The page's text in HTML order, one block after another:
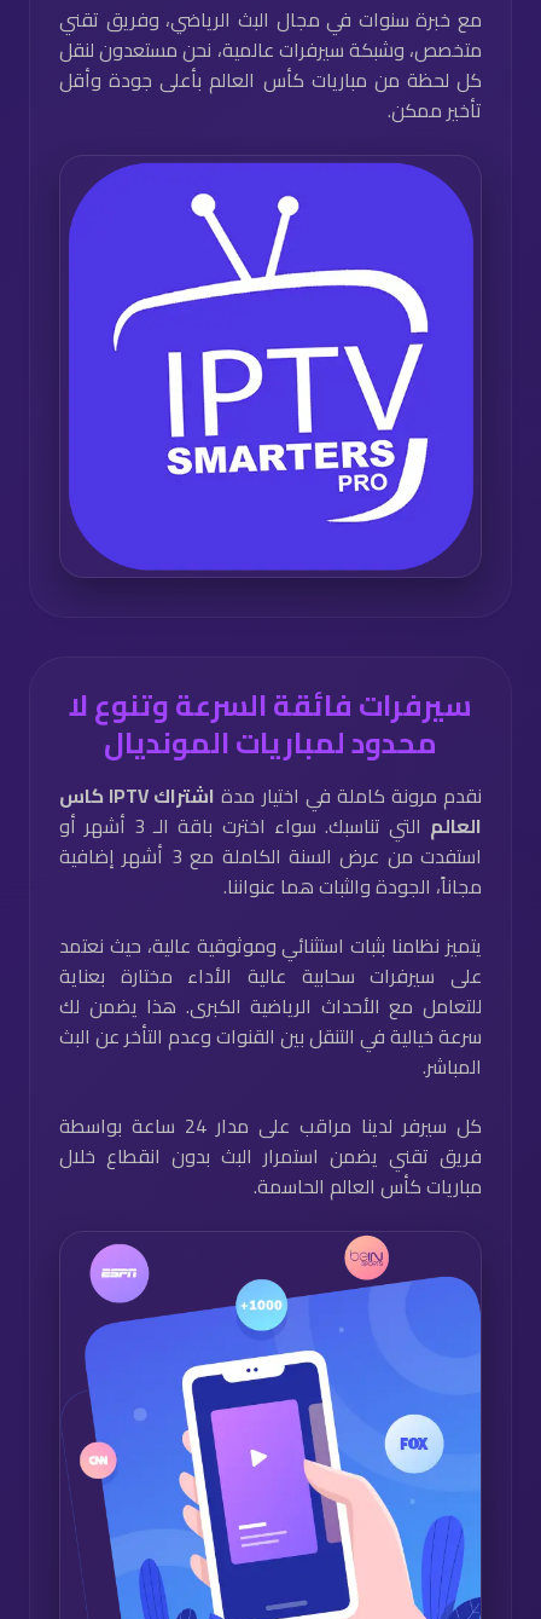
مع خبرة سنوات في مجال البث الرياضي، وفريق تقني
متخصص، وشبكة سيرفرات عالمية، نحن مستعدون لنقل
كل لحظة من مباريات كأس العالم بأعلى جودة وأقل
تأخير ممكن.
سيرفرات فائقة السرعة وتنوع لا
محدود لمباريات المونديال
نقدم مرونة كاملة في اختيار مدة
اشتراك IPTV كاس
العالم
التي تناسبك. سواء اخترت باقة الـ 3 أشهر أو
استفدت من عرض السنة الكاملة مع 3 أشهر إضافية
مجاناً، الجودة والثبات هما عنواننا.
يتميز نظامنا بثبات استثنائي وموثوقية عالية، حيث نعتمد
على سيرفرات سحابية عالية الأداء مختارة بعناية
للتعامل مع الأحداث الرياضية الكبرى. هذا يضمن لك
سرعة خيالية في التنقل بين القنوات وعدم التأخر عن البث
المباشر.
كل سيرفر لدينا مراقب على مدار 24 ساعة بواسطة
فريق تقني يضمن استمرار البث بدون انقطاع خلال
مباريات كأس العالم الحاسمة.